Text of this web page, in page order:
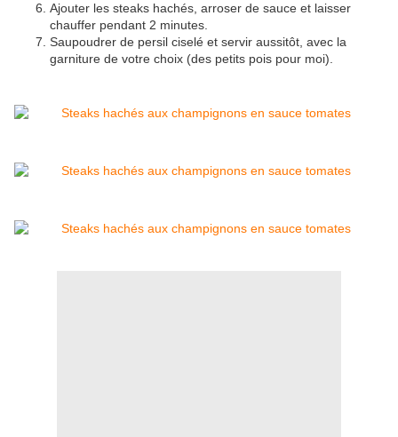
Ajouter les steaks hachés, arroser de sauce et laisser
chauffer pendant 2 minutes.
Saupoudrer de persil ciselé et servir aussitôt, avec la
garniture de votre choix (des petits pois pour moi).